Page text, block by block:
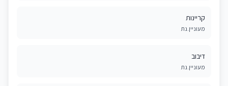
קריינות
מעוניין.נת
דיבוב
מעוניין.נת